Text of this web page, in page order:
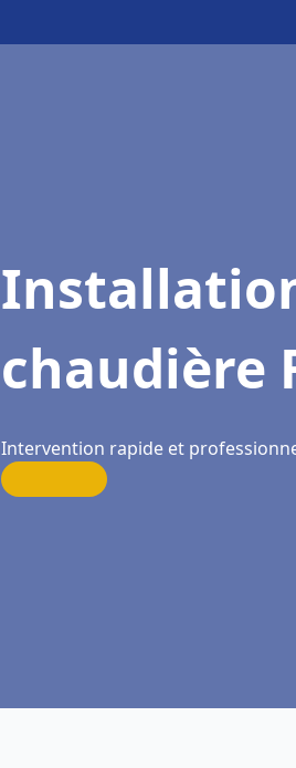
chaudière
Intervention rapide et